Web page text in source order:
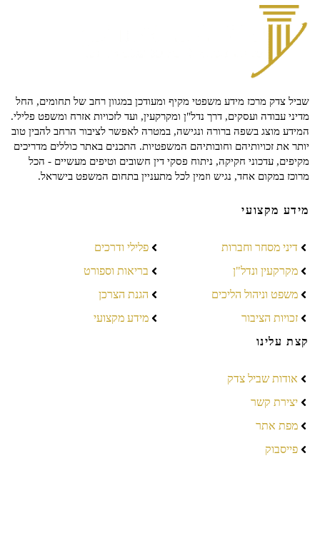
שביל צדק מרכז מידע משפטי מקיף ומעודכן במגוון רחב של תחומים, החל
מדיני עבודה ועסקים, דרך נדל"ן ומקרקעין, ועד לזכויות אזרח ומשפט פלילי.
המידע מוצג בשפה ברורה ונגישה, במטרה לאפשר לציבור הרחב להבין טוב
יותר את זכויותיהם וחובותיהם המשפטיות. התכנים באתר כוללים מדריכים
מקיפים, עדכוני חקיקה, ניתוח פסקי דין חשובים וטיפים מעשיים - הכל
מרוכז במקום אחד, נגיש וזמין לכל מתעניין בתחום המשפט בישראל.
מידע מקצועי
דיני מסחר וחברות
מקרקעין ונדל"ן
משפט וניהול הליכים
זכויות הציבור
פלילי ודרכים
בריאות וספורט
הגנת הצרכן
מידע מקצועי
קצת עלינו
אודות שביל צדק
יצירת קשר
מפת אתר
פייסבוק